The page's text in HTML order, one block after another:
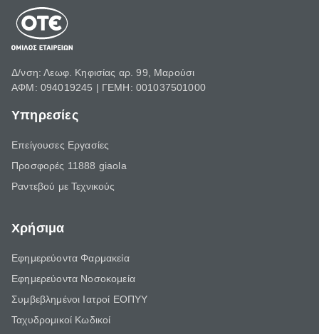
Δ/νση: Λεωφ. Κηφισίας αρ. 99, Μαρούσι
ΑΦΜ: 094019245 | ΓΕΜΗ: 001037501000
Υπηρεσίες
Επείγουσες Εργασίες
Προσφορές 11888 giaola
Ραντεβού με Τεχνικούς
Χρήσιμα
Εφημερεύοντα Φαρμακεία
Εφημερεύοντα Νοσοκομεία
Συμβεβλημένοι Ιατροί ΕΟΠΥΥ
Ταχυδρομικοί Κωδικοί